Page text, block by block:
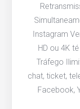
Instagram
HD ou 4K
Tráfego
chat, ticket,
Facebook,